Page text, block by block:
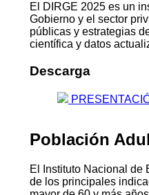
El DIRGE 2025 es un
Gobierno y el sector
públicas y estrategias
científica y datos
Descarga
Población
El Instituto Nacional de
de los principales